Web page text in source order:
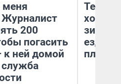
меня
200
погасить
к ней домой
служба
Тепло
зимой.
ездит
плюсы